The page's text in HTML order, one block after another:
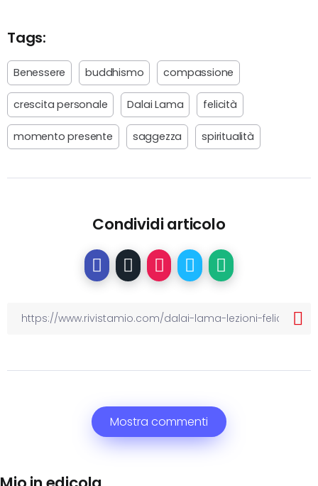
Tags:
Benessere buddhismo compassione
crescita personale Dalai Lama felicità
momento presente saggezza spiritualità
Condividi articolo
Mostra commenti